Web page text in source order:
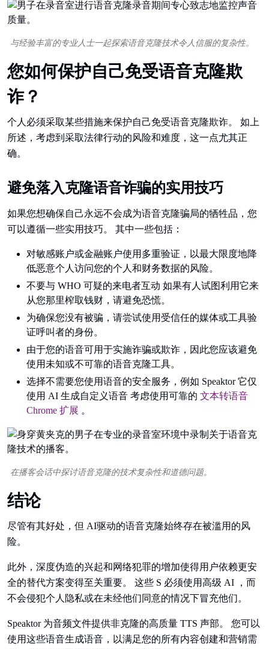
与经验丰富的专业人士一起探索语音克隆技术令人信服的复杂性。
您如何保护自己免受语音克隆欺
诈？
个人必须采取某些措施来保护自己免受语音克隆欺诈。 如上
所述，考虑到采取法律行动的风险和难度，这一点尤其正
确。
避免落入克隆语音诈骗的实用技巧
如果您想确保自己永远不会成为语音克隆骗局的牺牲品，您
可以遵循一些实用技巧。 其中一些包括：
对敏感账户或金融账户使用多重验证，以最大限度地降
低恶意个人访问您的个人和财务数据的风险。
不要与 WHO 可疑的来电者互动 如果有人试图利用它来
从您那里榨取钱财，请避免恐慌。
为确保您没有被骗，请尝试使用受信任的媒体或工具验
证呼叫者的身份。
由于您的语音可用于实施诈骗或欺诈，因此您应该避免
使用未知或不可靠的语音克隆工具。
选择不需要您使用语音的安全服务，例如 Speaktor 它仅
使用 AI 生成自定义语音 考虑使用可靠的 文本转语音
Chrome 扩展 。
在播客会话中探讨语音克隆的技术复杂性和道德问题。
结论
尽管有其好处，但 AI驱动的语音克隆始终存在被滥用的风
险。
此外，深度伪造的兴起和网络犯罪的增加使得用户依赖更安
全的替代方案变得至关重要。 这些 S 必须使用高级 AI ，而
不会侵犯个人隐私或在未经他们同意的情况下冒充他们。
Speaktor 为音频文件提供非克隆的高质量 TTS 声部。 您可以
使用这些语音生成语音，以满足您的所有内容创建和营销需